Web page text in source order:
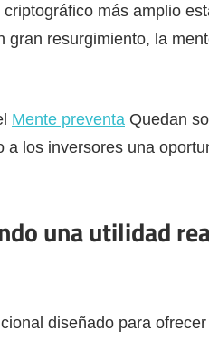
más amplio
resurgimiento, la
Mente preventa Quedan
los inversores una
una utilidad
diseñado para